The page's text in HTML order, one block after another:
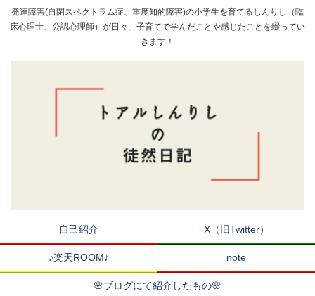
発達障害(自閉スペクトラム症、重度知的障害)の小学生を育てるしんりし（臨
床心理士、公認心理師）が日々、子育てで学んだことや感じたことを綴ってい
きます！
自己紹介 X（旧Twitter）
♪楽天ROOM♪ note
🌸ブログにて紹介したもの🌸